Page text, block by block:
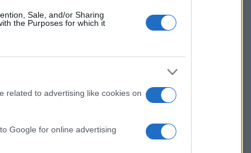
Sale, and/or Sharing
the Purposes for which it
related to advertising like cookies on
Google for online advertising
aan
Deze situatie
vooral onder
tussen